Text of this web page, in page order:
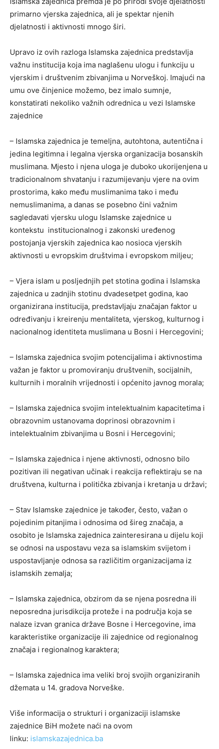
primarno vjerska zajednica, ali je spektar njenih
djelatnosti i aktivnosti mnogo širi.
Upravo iz ovih razloga Islamska zajednica predstavlja
važnu institucija koja ima naglašenu ulogu i funkciju u
vjerskim i društvenim zbivanjima u Norveškoj. Imajući na
umu ove činjenice možemo, bez imalo sumnje,
konstatirati nekoliko važnih odrednica u vezi Islamske
zajednice
– Islamska zajednica je temeljna, autohtona, autentična i
jedina legitimna i legalna vjerska organizacija bosanskih
muslimana. Mjesto i njena uloga je duboko ukorijenjena u
tradicionalnom shvatanju i razumijevanju vjere na ovim
prostorima, kako među muslimanima tako i među
nemuslimanima, a danas se posebno čini važnim
sagledavati vjersku ulogu Islamske zajednice u
kontekstu institucionalnog i zakonski uređenog
postojanja vjerskih zajednica kao nosioca vjerskih
aktivnosti u evropskim društvima i evropskom miljeu;
– Vjera islam u posljednjih pet stotina godina i Islamska
zajednica u zadnjih stotinu dvadesetpet godina, kao
organizirana institucija, predstavljaju značajan faktor u
određivanju i kreirenju mentaliteta, vjerskog, kulturnog i
nacionalnog identiteta muslimana u Bosni i Hercegovini;
– Islamska zajednica svojim potencijalima i aktivnostima
važan je faktor u promoviranju društvenih, socijalnih,
kulturnih i moralnih vrijednosti i općenito javnog morala;
– Islamska zajednica svojim intelektualnim kapacitetima i
obrazovnim ustanovama doprinosi obrazovnim i
intelektualnim zbivanjima u Bosni i Hercegovini;
– Islamska zajednica i njene aktivnosti, odnosno bilo
pozitivan ili negativan učinak i reakcija reflektiraju se na
društvena, kulturna i politička zbivanja i kretanja u državi;
– Stav Islamske zajednice je također, često, važan o
pojedinim pitanjima i odnosima od šireg značaja, a
osobito je Islamska zajednica zainteresirana u dijelu koji
se odnosi na uspostavu veza sa islamskim svijetom i
uspostavljanje odnosa sa različitim organizacijama iz
islamskih zemalja;
– Islamska zajednica, obzirom da se njena posredna ili
neposredna jurisdikcija proteže i na područja koja se
nalaze izvan granica države Bosne i Hercegovine, ima
karakteristike organizacije ili zajednice od regionalnog
značaja i regionalnog karaktera;
– Islamska zajednica ima veliki broj svojih organiziranih
džemata u 14. gradova Norveške.
Više informacija o strukturi i organizaciji islamske
zajednice BiH možete naći na ovom
linku: islamskazajednica.ba